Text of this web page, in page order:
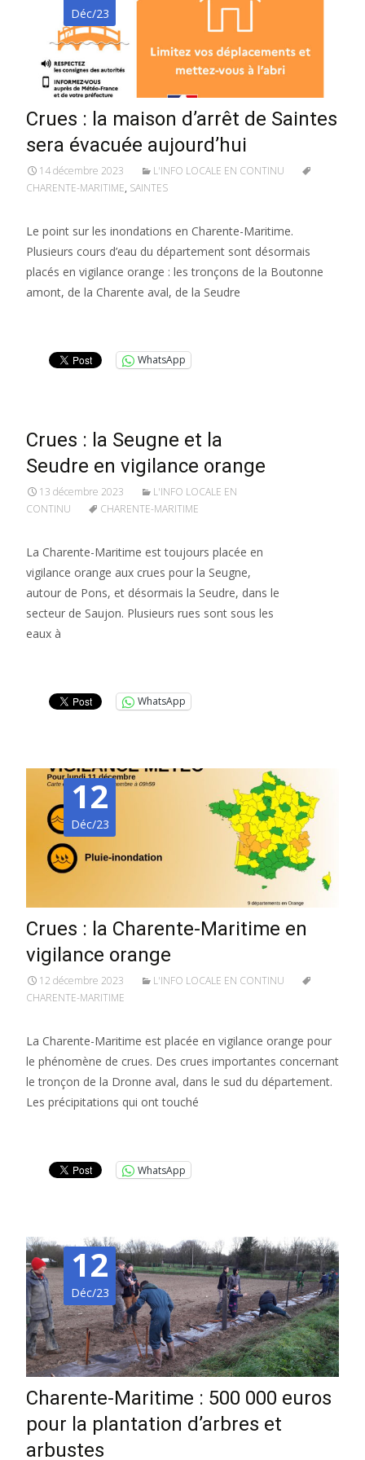
Déc/23
Crues : la maison d’arrêt de Saintes
sera évacuée aujourd’hui
14 décembre 2023
L'INFO LOCALE EN CONTINU
CHARENTE-MARITIME, SAINTES
Le point sur les inondations en Charente-Maritime.
Plusieurs cours d’eau du département sont désormais
placés en vigilance orange : les tronçons de la Boutonne
amont, de la Charente aval, de la Seudre
WhatsApp
Crues : la Seugne et la
Seudre en vigilance orange
13 décembre 2023
L'INFO LOCALE EN
CONTINU
CHARENTE-MARITIME
La Charente-Maritime est toujours placée en
vigilance orange aux crues pour la Seugne,
autour de Pons, et désormais la Seudre, dans le
secteur de Saujon. Plusieurs rues sont sous les
eaux à
WhatsApp
12
Déc/23
Crues : la Charente-Maritime en
vigilance orange
12 décembre 2023
L'INFO LOCALE EN CONTINU
CHARENTE-MARITIME
La Charente-Maritime est placée en vigilance orange pour
le phénomène de crues. Des crues importantes concernant
le tronçon de la Dronne aval, dans le sud du département.
Les précipitations qui ont touché
WhatsApp
12
Déc/23
Charente-Maritime : 500 000 euros
pour la plantation d’arbres et
arbustes